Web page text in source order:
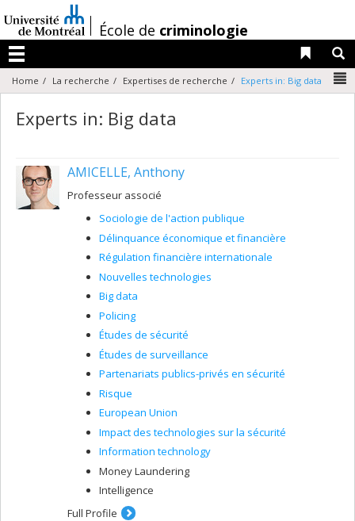
au
contenu
/École de criminologie
Menu
Liens
Home La recherche Expertises de recherche Experts in: Big data
Experts in: Big data
AMICELLE, Anthony
Professeur associé
Sociologie de l'action publique
Délinquance économique et financière
Régulation financière internationale
Nouvelles technologies
Big data
Policing
Études de sécurité
Études de surveillance
Partenariats publics-privés en sécurité
Risque
European Union
Impact des technologies sur la sécurité
Information technology
Money Laundering
Intelligence
Full Profile